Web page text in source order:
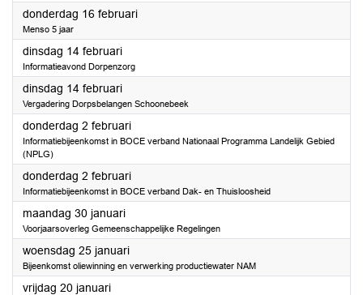
donderdag 16 februari2023
Menso 5 jaar
dinsdag 14 februari2023
Informatieavond Dorpenzorg
dinsdag 14 februari2023
Vergadering Dorpsbelangen Schoonebeek
donderdag 2 februari2023
Informatiebijeenkomst in BOCE verband Nationaal Programma Landelijk Gebied
(NPLG)
donderdag 2 februari2023
Informatiebijeenkomst in BOCE verband Dak- en Thuisloosheid
maandag 30 januari2023
Voorjaarsoverleg Gemeenschappelijke Regelingen
woensdag 25 januari2023
Bijeenkomst oliewinning en verwerking productiewater NAM
vrijdag 20 januari2023